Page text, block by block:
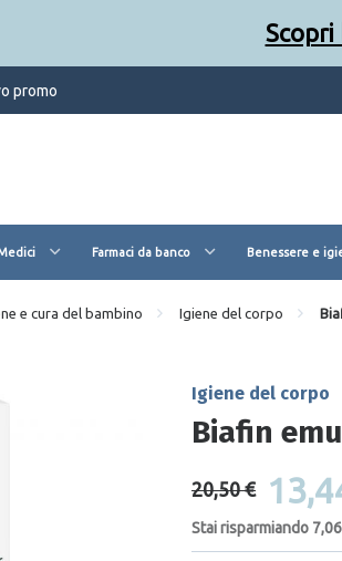
promo
Farmaci da banco Benessere e
e cura del bambino Igiene del corpo
Igiene del corpo
Biafin
20,50 €
Stai risparmiando